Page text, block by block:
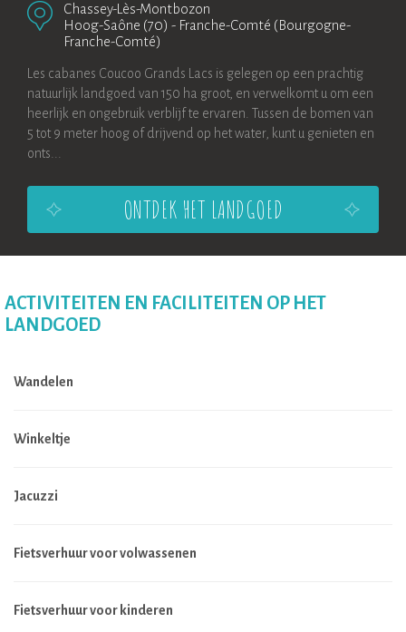
Chassey-Lès-Montbozon
Hoog-Saône (70) - Franche-Comté (Bourgogne-
Franche-Comté)
Les cabanes Coucoo Grands Lacs is gelegen op een prachtig
natuurlijk landgoed van 150 ha groot, en verwelkomt u om een
heerlijk en ongebruik verblijf te ervaren. Tussen de bomen van
5 tot 9 meter hoog of drijvend op het water, kunt u genieten en
onts...
ONTDEK HET LANDGOED
ACTIVITEITEN EN FACILITEITEN OP HET
LANDGOED
Wandelen
Winkeltje
Jacuzzi
Fietsverhuur voor volwassenen
Fietsverhuur voor kinderen